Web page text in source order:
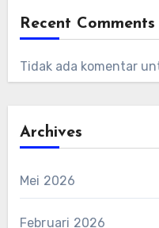
Recent Comments
Tidak ada komentar
Archives
Mei 2026
Februari 2026